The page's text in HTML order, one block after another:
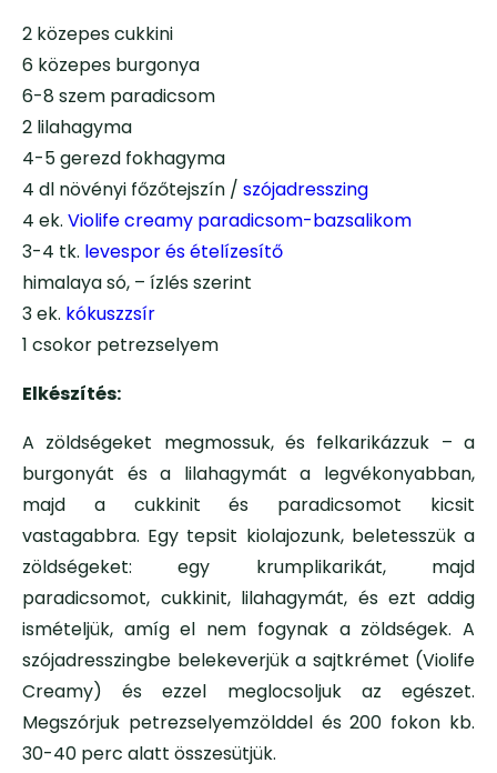
2 közepes cukkini
6 közepes burgonya
6-8 szem paradicsom
2 lilahagyma
4-5 gerezd fokhagyma
4 dl növényi főzőtejszín / szójadresszing
4 ek. Violife creamy paradicsom-bazsalikom
3-4 tk. levespor és ételízesítő
himalaya só, – ízlés szerint
3 ek. kókuszzsír
1 csokor petrezselyem
Elkészítés:
A zöldségeket megmossuk, és felkarikázzuk – a
burgonyát és a lilahagymát a legvékonyabban,
majd a cukkinit és paradicsomot kicsit
vastagabbra. Egy tepsit kiolajozunk, beletesszük a
zöldségeket: egy krumplikarikát, majd
paradicsomot, cukkinit, lilahagymát, és ezt addig
ismételjük, amíg el nem fogynak a zöldségek. A
szójadresszingbe belekeverjük a sajtkrémet (Violife
Creamy) és ezzel meglocsoljuk az egészet.
Megszórjuk petrezselyemzölddel és 200 fokon kb.
30-40 perc alatt összesütjük.